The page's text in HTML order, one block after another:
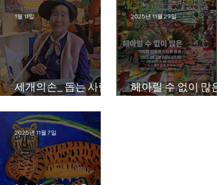
세개의손_ 돕는 사람
1월 11일
헤아릴 수 없이 많
2025년 11월 29일
2025년 11월 7일